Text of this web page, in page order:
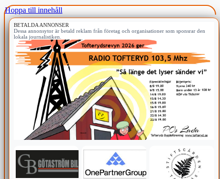
Hoppa till innehåll
BETALDA ANNONSER
Dessa annonsytor är betald reklam från företag och organisationer som sponsrar den
lokala journalistiken.